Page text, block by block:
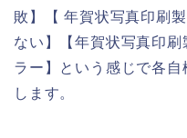
敗】【 年賀状写真印刷
ない】【年賀状写真印
ラー】という感じで各
します。